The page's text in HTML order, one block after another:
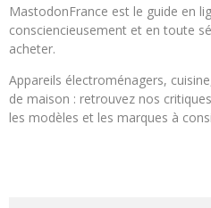
MastodonFrance est le guide en
consciencieusement et en toute
acheter.
Appareils électroménagers,
de maison : retrouvez nos
les modèles et les marques à